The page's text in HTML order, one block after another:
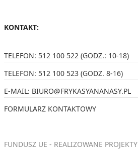
KONTAKT:
TELEFON: 512 100 522(GODZ.: 10-18)
TELEFON: 512 100 523(GODZ. 8-16)
E-MAIL: BIURO@FRYKASYANANASY.PL
FORMULARZ KONTAKTOWY
FUNDUSZ UE - REALIZOWANE PROJEKTY